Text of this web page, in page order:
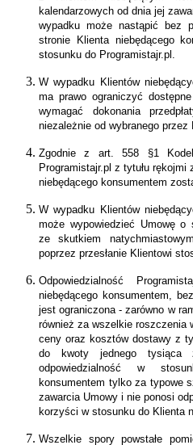
kalendarzowych od dnia jej
wypadku może nastąpić bez
stronie Klienta niebędącego
stosunku do Programistajr.pl.
W wypadku Klientów
ma prawo ograniczyć
wymagać dokonania
niezależnie od wybranego przez
Zgodnie z art. 558 §1
Programistajr.pl z tytułu rękojmi
niebędącego konsumentem
W wypadku Klientów
może wypowiedzieć Umowę o
ze skutkiem
poprzez przesłanie Klientowi
Odpowiedzialność
niebędącego konsumentem,
jest ograniczona - zarówno w
również za wszelkie roszczenia
ceny oraz kosztów dostawy z
do kwoty jednego tysiąca
odpowiedzialność w
konsumentem tylko za typowe
zawarcia Umowy i nie ponosi
korzyści w stosunku do Klienta
Wszelkie spory powstałe